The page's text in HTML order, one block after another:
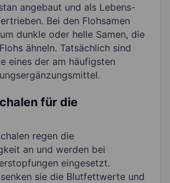
angebaut und als Lebens-
Bei den Flohsamen
dunkle oder helle Samen, die
ähneln. Tatsächlich sind
eines der am häufigsten
für die
regen die
an und werden bei
eingesetzt.
sie die Blutfettwerte und